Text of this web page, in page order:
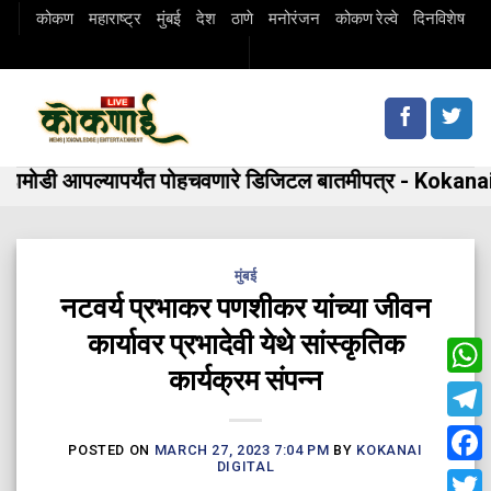
Skipकोकण महाराष्ट्र मुंबई देश ठाणे मनोरंजन कोकण रेल्वे दिनविशेष
आपल्यापर्यंत पोहचवणारे डिजिटल बातमीपत्र - Kokanai
मुंबई
नटवर्य प्रभाकर पणशीकर यांच्या जीवन
कार्यावर प्रभादेवी येथे सांस्कृतिक
कार्यक्रम संपन्न
POSTED ON MARCH 27, 2023 7:04 PM BY KOKANAI
DIGITAL